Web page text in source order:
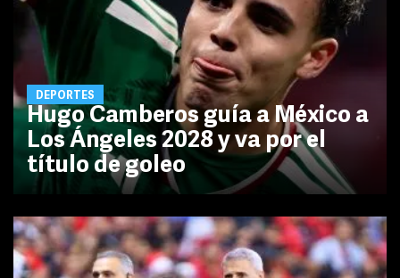
DEPORTES
Hugo Camberos guía a México a
Los Ángeles 2028 y va por el
título de goleo